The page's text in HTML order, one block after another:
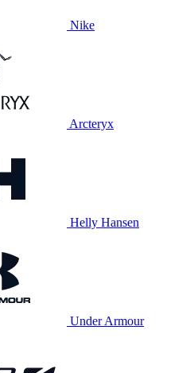
Nike
Arcteryx
Helly Hansen
Under Armour